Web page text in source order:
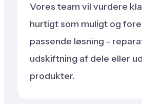
Vores team vil vurdere
hurtigt som muligt og
passende løsning -
udskiftning af dele eller
produkter.